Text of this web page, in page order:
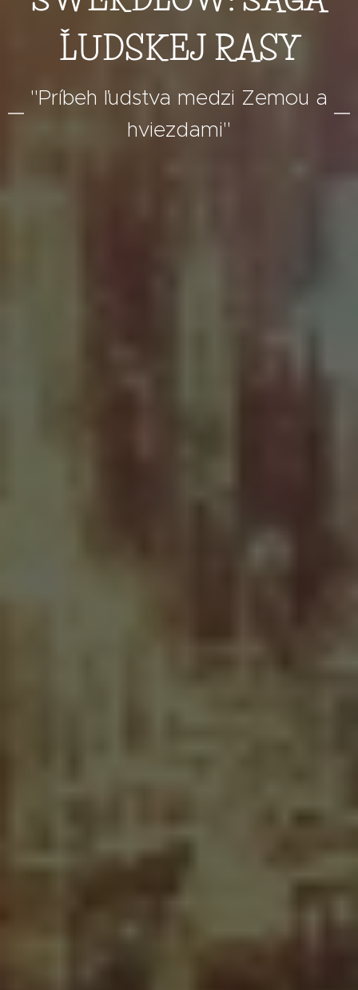
ĽUDSKEJ RASY
"Príbeh ľudstva medzi Zemou a
hviezdami"